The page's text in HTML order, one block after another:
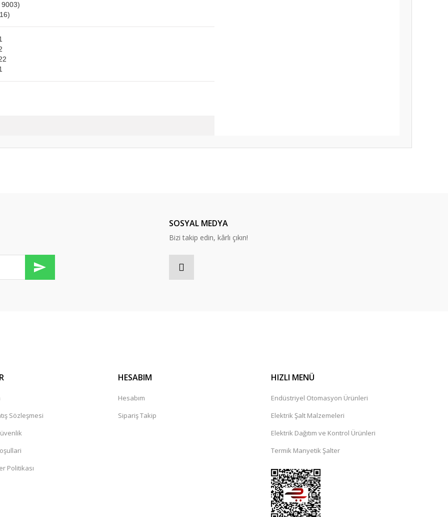
9003)
SOSYAL MEDYA
Bizi takip edin, kârlı çıkın!
Sözleşmesi
Politikası
HESABIM
Hesabım
Sipariş Takip
HIZLI MENÜ
Endüstriyel Otomasyon Ürünleri
Elektrik Şalt Malzemeleri
Elektrik Dağıtım ve Kontrol Ürünleri
Termik Manyetik Şalter